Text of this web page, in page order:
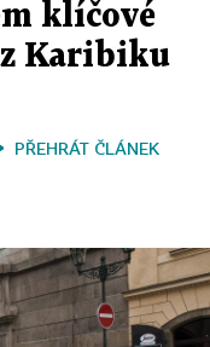
klíčové
Karibiku
PŘEHRÁT ČLÁNEK